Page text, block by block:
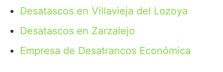
Desatascos en Villavieja del Lozoya
Desatascos en Zarzalejo
Empresa de Desatrancos Económica